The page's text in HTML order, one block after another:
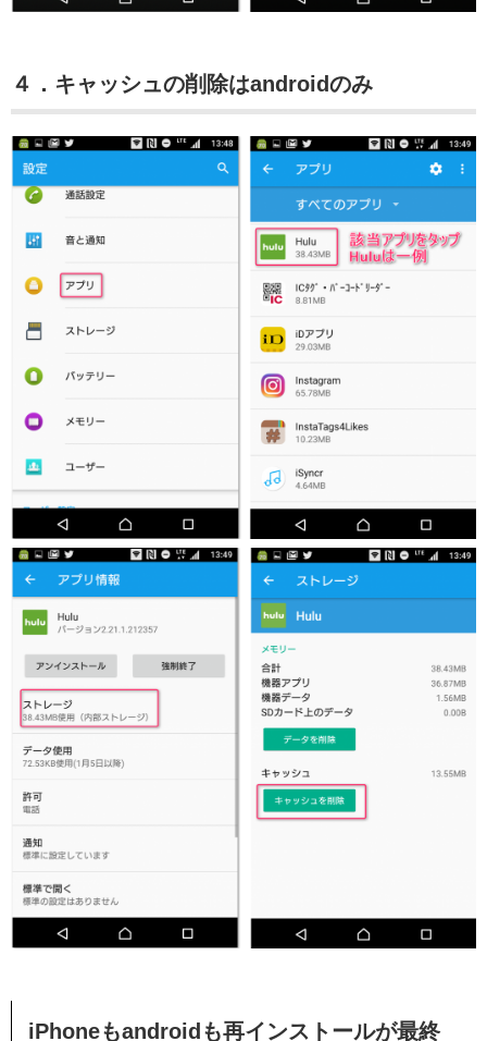
４．キャッシュの削除はandroidのみ
iPhoneもandroidも再インストールが最終